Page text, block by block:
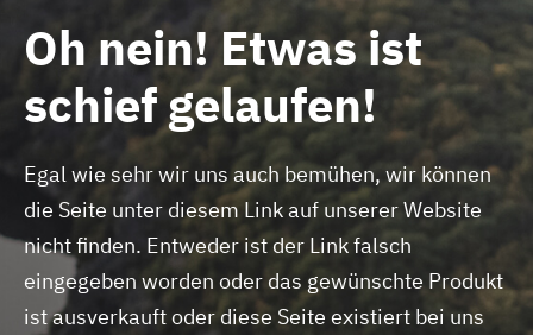
Oh nein! Etwas ist
schief gelaufen!
Egal wie sehr wir uns auch bemühen, wir können
die Seite unter diesem Link auf unserer Website
nicht finden. Entweder ist der Link falsch
eingegeben worden oder das gewünschte Produkt
ist ausverkauft oder diese Seite existiert bei uns